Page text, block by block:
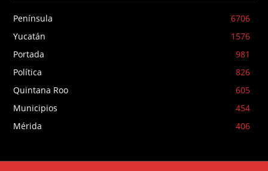
Península
6706
Yucatán
1576
Portada
981
Política
826
Quintana Roo
605
Municipios
454
Mérida
406